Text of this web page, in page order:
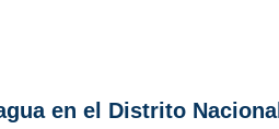
en el Distrito Nacional